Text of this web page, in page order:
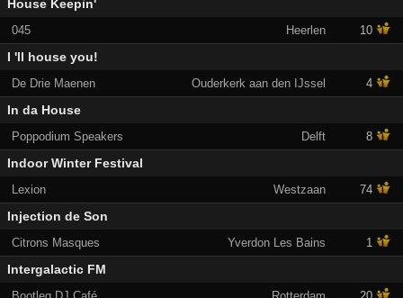
House Keepin'
045 Heerlen 10
I 'll house you!
De Drie Maenen Ouderkerk aan den IJssel 4
In da House
Poppodium Speakers Delft 8
Indoor Winter Festival
Lexion Westzaan 74
Injection de Son
Citrons Masques Yverdon Les Bains 1
Intergalactic FM